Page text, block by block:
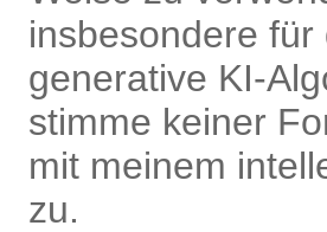
insbesondere
generative KI-
stimme keiner
mit meinem
zu.